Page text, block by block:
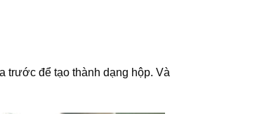
trước để tạo thành dạng hộp. Và